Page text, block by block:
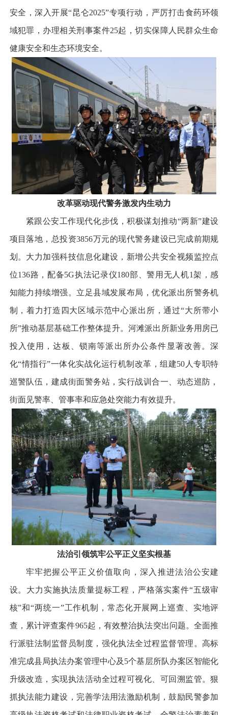
安全，深入开展“昆仑2025”专项行动，严厉打击食药环领
域犯罪，办理相关刑事案件25起，切实保障人民群众生命
健康安全和生态环境安全。
改革驱动现代警务激发内生动力
紧跟公安工作现代化步伐，积极谋划推动“两新”建设
项目落地，总投资3856万元的现代警务建设已完成前期规
划。大力加强科技信息化建设，新增公共安全视频监控点
位136路，配备5G执法记录仪180部、警用无人机1架，感
知能力持续增强。立足县域发展布局，优化派出所警务机
制，着力打造四大区域示范中心派出所，通过“大所带小
所”推动基层基础工作整体提升。河滩派出所新业务用房已
投入使用，达板、锁南等派出所办公条件显著改善。深
化“情指行”一体化实战化运行机制改革，组建50人专职特
巡警队伍，建成街面警务站，实行战训合一、动态巡防，
街面见警率、管事率和应急处突能力有效提升。
法治引领筑牢公平正义坚实根基
牢牢把握公平正义价值取向，深入推进法治公安建
设。大力实施执法质量提标工程，严格落实案件“五级审
核”和“两统一”工作机制，常态化开展网上巡查、实地评
查，累计评查案件965起，有效整治执法突出问题。全面推
行派驻法制监督员制度，强化执法全过程监督管理。高标
准完成县局执法办案管理中心及5个基层所队办案区智能化
升级改造，实现执法活动全过程可视化、可回溯监管。狠
抓执法能力建设，完善学法用法激励机制，鼓励民警参加